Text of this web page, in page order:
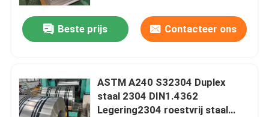
Producten
Beste prijs Contacteer ons
ASTM A240 S32304 Duplex
staal 2304 DIN1.4362
Legering2304 roestvrij staal